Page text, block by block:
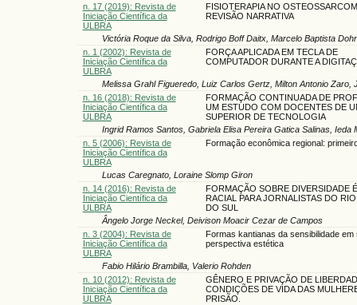
n. 17 (2019): Revista de
Iniciação Científica da
ULBRA
FISIOTERAPIA NO
REVISÃO NARRATIVA
Victória Roque da Silva, Rodrigo Boff Daitx, Marcelo Baptista
n. 1 (2002): Revista de
Iniciação Científica da
ULBRA
FORÇA APLICADA EM TECLA DE
COMPUTADOR DURANTE A
Melissa Grahl Figueredo, Luiz Carlos Gertz, Milton Antonio Zaro,
n. 16 (2018): Revista de
Iniciação Científica da
ULBRA
FORMAÇÃO CONTINUADA DE
UM ESTUDO COM DOCENTES DE
SUPERIOR DE TECNOLOGIA
Ingrid Ramos Santos, Gabriela Elisa Pereira Gatica Salinas, Ieda
n. 5 (2006): Revista de
Iniciação Científica da
ULBRA
Formação econômica regional:
Lucas Caregnato, Loraine Slomp Giron
n. 14 (2016): Revista de
Iniciação Científica da
ULBRA
FORMAÇÃO SOBRE DIVERSIDADE
RACIAL PARA JORNALISTAS DO
DO SUL
Ângelo Jorge Neckel, Deivison Moacir Cezar de Campos
n. 3 (2004): Revista de
Iniciação Científica da
ULBRA
Formas kantianas da sensibilidade em
perspectiva estética
Fabio Hilário Brambilla, Valerio Rohden
n. 10 (2012): Revista de
Iniciação Científica da
ULBRA
GÊNERO E PRIVAÇÃO DE
CONDIÇÕES DE VIDA DAS
PRISÃO.